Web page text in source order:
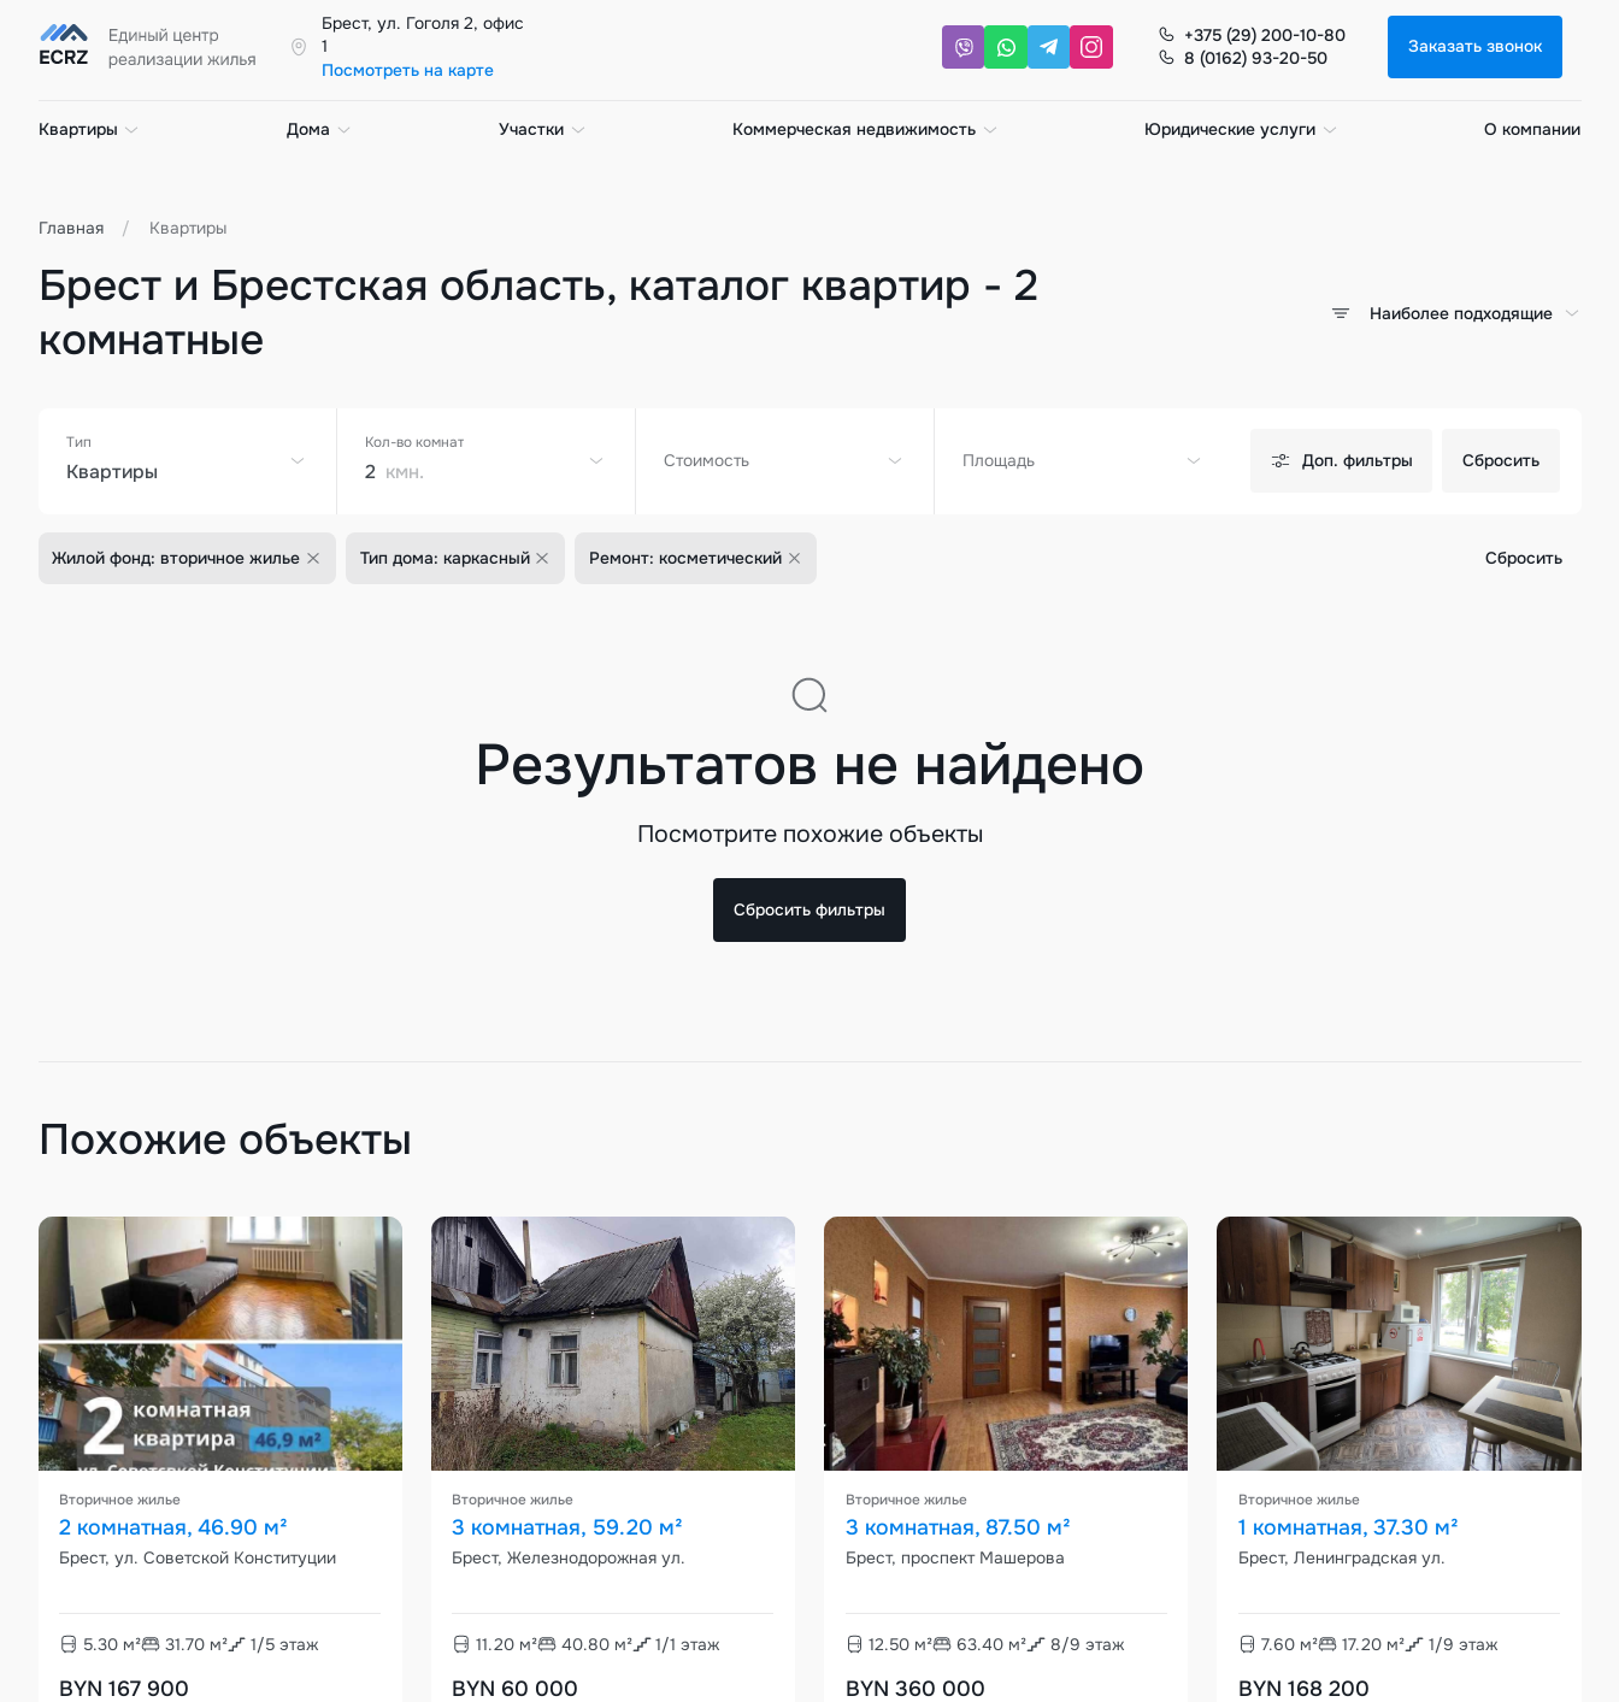
Брест, ул. Гоголя 2, офис
1
Посмотреть на карте
+375 (29) 200-10-80
8 (0162) 93-20-50
Заказать звонок
Квартиры Дома Участки Коммерческая недвижимость Юридические услуги О компании
Главная Квартиры
Брест и Брестская область, каталог квартир - 2
комнатные
Наиболее подходящие
Тип
Квартиры
Кол-во комнат
2 кмн. Стоимость Площадь Доп. фильтры Сбросить
Жилой фонд: вторичное жилье Тип дома: каркасный Ремонт: косметический Сбросить
Результатов не найдено
Посмотрите похожие объекты
Сбросить фильтры
Похожие объекты
Вторичное жилье
2 комнатная, 46.90 м²
Брест, ул. Советской Конституции
5.30м² 31.70м² 1/5 этаж
BYN 167 900
Вторичное жилье
3 комнатная, 59.20 м²
Брест, Железнодорожная ул.
11.20 м² 40.80м² 1/1 этаж
BYN 60 000
Вторичное жилье
3 комнатная, 87.50 м²
Брест, проспект Машерова
12.50 м² 63.40м² 8/9 этаж
BYN 360 000
Вторичное жилье
1 комнатная, 37.30 м²
Брест, Ленинградская ул.
7.60 м² 17.20 м² 1/9 этаж
BYN 168 200